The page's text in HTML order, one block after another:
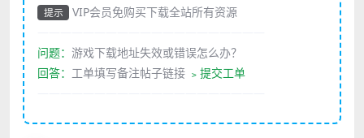
提示
VIP会员免购买下载全站所有资源
问题： 游戏下载地址失效或错误怎么办？
回答： 工单填写备注帖子链接 ﹥提交工单